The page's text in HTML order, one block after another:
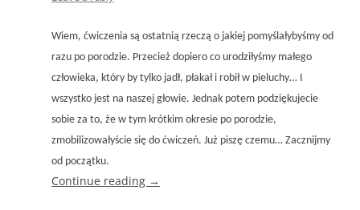
Wiem, ćwiczenia są ostatnią rzeczą o jakiej pomyślałybyśmy od
razu po porodzie. Przecież dopiero co urodziłyśmy małego
człowieka, który by tylko jadł, płakał i robił w pieluchy… I
wszystko jest na naszej głowie. Jednak potem podziękujecie
sobie za to, że w tym krótkim okresie po porodzie,
zmobilizowałyście się do ćwiczeń. Już piszę czemu… Zacznijmy
od początku.
Continue reading →